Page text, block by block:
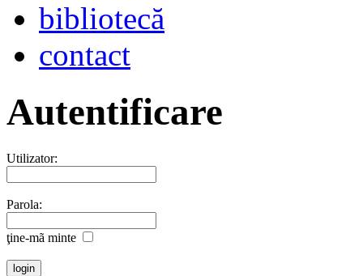
bibliotecă
contact
Autentificare
Utilizator:
Parola:
ţine-mã minte